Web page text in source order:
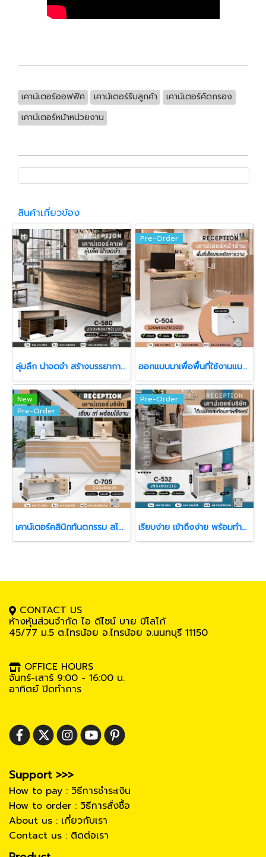
เคาน์เตอร์ออฟฟิศ เคาน์เตอร์รับลูกค้า
เคาน์เตอร์คัดกรอง
เคาน์เตอร์หน้าหน่วยงาน
สินค้าเกี่ยวข้อง
ลุ่มลึก น่าจดจำ สร้างบรรยากาศให้พื้นที่ดูมีตัวตน
Pre-Order
ออกแบบมาเพื่อพื้นที่ใช้งานแบบ “กระชับ แต่ครบฟังก์ชัน”
New
Pre-Order
เคาน์เตอร์คลินิกทันตกรรม สไตล์ Modern
Pre-Order
เรียบง่าย เข้าถึงง่าย พร้อมทำงานในทุกวัน
CONTACT US
ห้างหุ้นส่วนจำกัด ไอ ดีไซน์ บาย บีโลโก้
45/77 ม.5 ต.ไทรน้อย อ.ไทรน้อย จ.นนทบุรี 11150
OFFICE HOURS
จันทร์-เสาร์ 9:00 - 16:00 น.
อาทิตย์ ปิดทำการ
Support >>>
How to pay : วิธีการชำระเงิน
How to order : วิธีการสั่งซื้อ
About us : เกี๋ยวกับเรา
Contact us : ติดต่อเรา